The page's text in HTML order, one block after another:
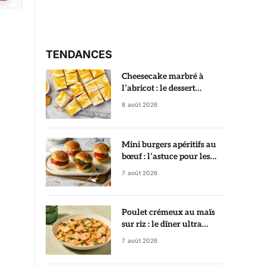
TENDANCES
Cheesecake marbré à
l’abricot : le dessert
crémeux qui fait toujours
8 août 2026
Mini burgers apéritifs au
bœuf : l’astuce pour les
garder ultra juteux
7 août 2026
Poulet crémeux au maïs
sur riz : le dîner ultra
gourmand prêt en 35
7 août 2026